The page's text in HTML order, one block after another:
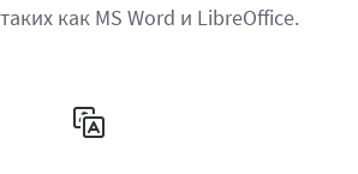
как MS Word и LibreOffice.